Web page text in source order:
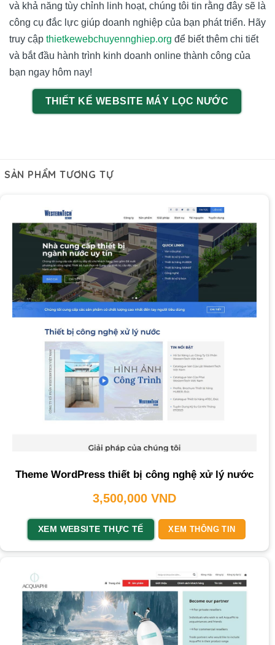
và khả năng tùy chỉnh linh hoạt, chúng tôi tin rằng đây sẽ là
công cụ đắc lực giúp doanh nghiệp của bạn phát triển. Hãy
truy cập thietkewebchuyennghiep.org để biết thêm chi tiết
và bắt đầu hành trình kinh doanh online thành công của
bạn ngay hôm nay!
THIẾT KẾ WEBSITE MÁY LỌC NƯỚC
SẢN PHẨM TƯƠNG TỰ
Theme WordPress thiết bị công nghệ xử lý nước
3,500,000 VND
XEM WEBSITE THỰC TẾ XEM THÔNG TIN